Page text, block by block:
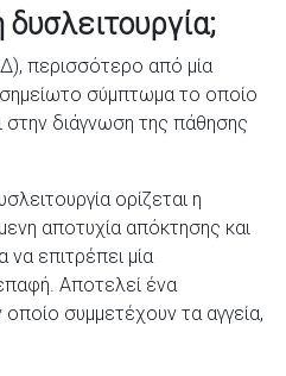
δυσλειτουργία;
περισσότερο από μία
σύμπτωμα το οποίο
στην διάγνωση της πάθησης
ορίζεται η
αποτυχία απόκτησης και
να επιτρέπει μία
Αποτελεί ένα
συμμετέχουν τα αγγεία,